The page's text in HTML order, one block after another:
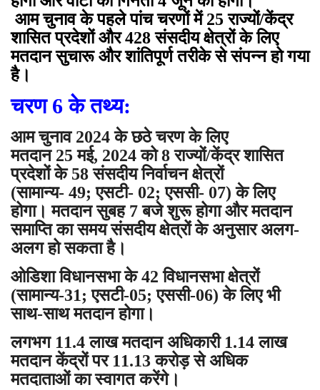
आम चुनाव के पहले पांच चरणों में 25 राज्यों/केंद्र
शासित प्रदेशों और 428 संसदीय क्षेत्रों के लिए
मतदान सुचारू और शांतिपूर्ण तरीके से संपन्न हो गया
है।
चरण6 के तथ्य:
आम चुनाव 2024 के छठे चरण के लिए
मतदान 25 मई, 2024 को 8 राज्यों/केंद्र शासित
प्रदेशों के 58 संसदीय निर्वाचन क्षेत्रों
(सामान्य- 49; एसटी- 02; एससी- 07) के लिए
होगा। मतदान सुबह 7 बजे शुरू होगा और मतदान
समाप्ति का समय संसदीय क्षेत्रों के अनुसार अलग-
अलग हो सकता है।
ओडिशा विधानसभा के 42 विधानसभा क्षेत्रों
(सामान्य-31; एसटी-05; एससी-06) के लिए भी
साथ-साथ मतदान होगा।
लगभग 11.4 लाख मतदान अधिकारी 1.14 लाख
मतदान केंद्रों पर 11.13 करोड़ से अधिक
मतदाताओं का स्वागत करेंगे।